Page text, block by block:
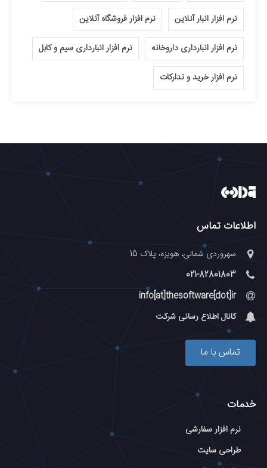
نرم افزار انبار آنلاین نرم افزار فروشگاه آنلاین
نرم افزار انبارداری داروخانه نرم افزار انبارداری سیم و کابل
نرم افزار خرید و تدارکات
اطلاعات تماس
سهروردی شمالی، هویزه، پلاک 15
021-82801803
info[at]thesoftware[dot]ir
کانال اطلاع رسانی شرکت
تماس با ما
خدمات
نرم افزار سفارشی
طراحی سایت